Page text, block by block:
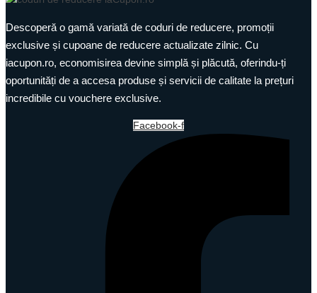
Descoperă o gamă variată de coduri de reducere, promoții
exclusive și cupoane de reducere actualizate zilnic. Cu
iacupon.ro, economisirea devine simplă și plăcută, oferindu-ți
oportunități de a accesa produse și servicii de calitate la prețuri
incredibile cu vouchere exclusive.
Facebook-f